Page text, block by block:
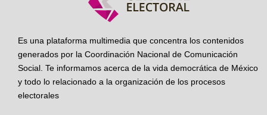
Es una plataforma multimedia que concentra los contenidos
generados por la Coordinación Nacional de Comunicación
Social. Te informamos acerca de la vida democrática de México
y todo lo relacionado a la organización de los procesos
electorales